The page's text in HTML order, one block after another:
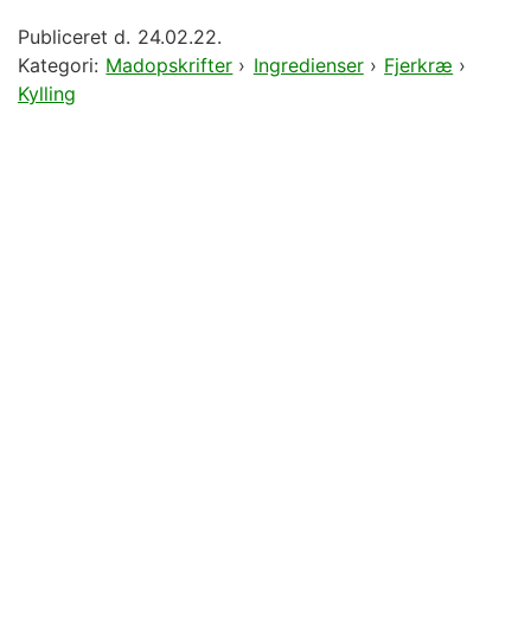
Publiceret d. 24.02.22.
Kategori: Madopskrifter › Ingredienser› Fjerkræ ›
Kylling